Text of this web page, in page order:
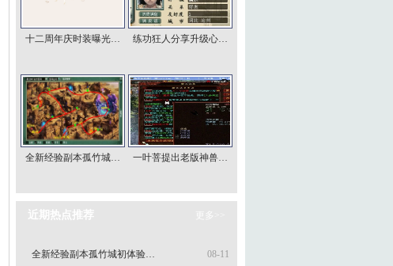
十二周年庆时装曝光… 练功狂人分享升级心…
全新经验副本孤竹城… 一叶菩提出老版神兽…
近期热点推荐
08-11
全新经验副本孤竹城初体验…